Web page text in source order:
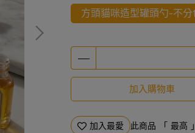
方頭貓咪造型罐頭勺-不分
加入購物車
加入最愛 此商品 「 最高